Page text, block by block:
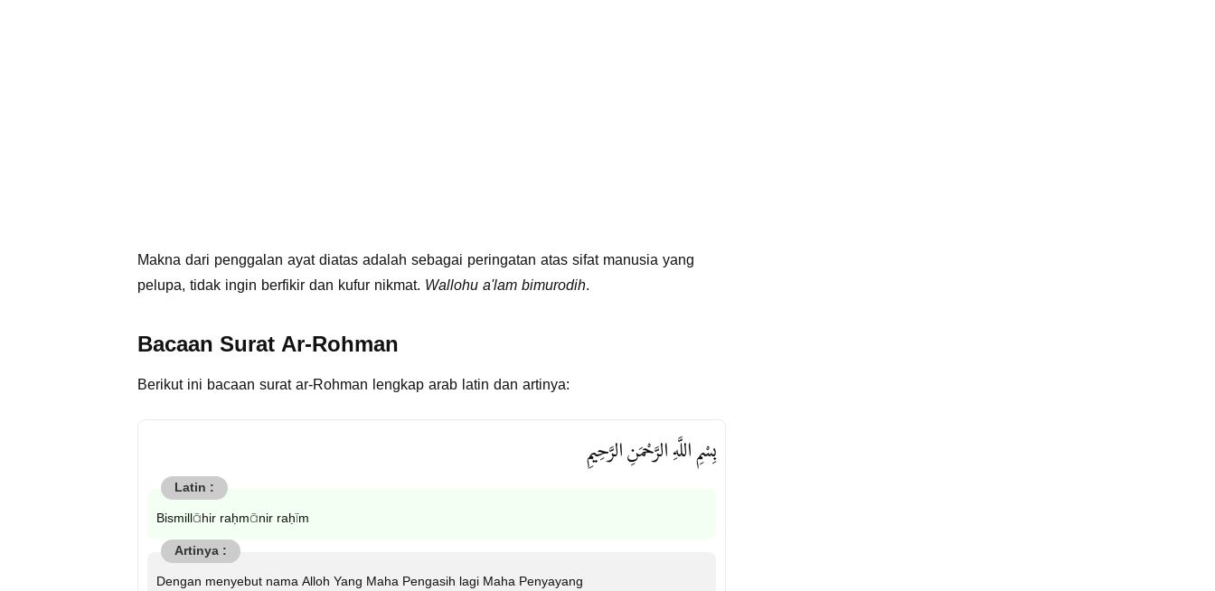
Makna dari penggalan ayat diatas adalah sebagai peringatan atas sifat manusia yang
pelupa, tidak ingin berfikir dan kufur nikmat. Wallohu a'lam bimurodih.
Bacaan Surat Ar-Rohman
Berikut ini bacaan surat ar-Rohman lengkap arab latin dan artinya:
بِسْمِ اللَّهِ الرَّحْمَنِ الرَّحِيمِ
Bismillāhir raḥmānir raḥīm
Dengan menyebut nama Alloh Yang Maha Pengasih lagi Maha Penyayang